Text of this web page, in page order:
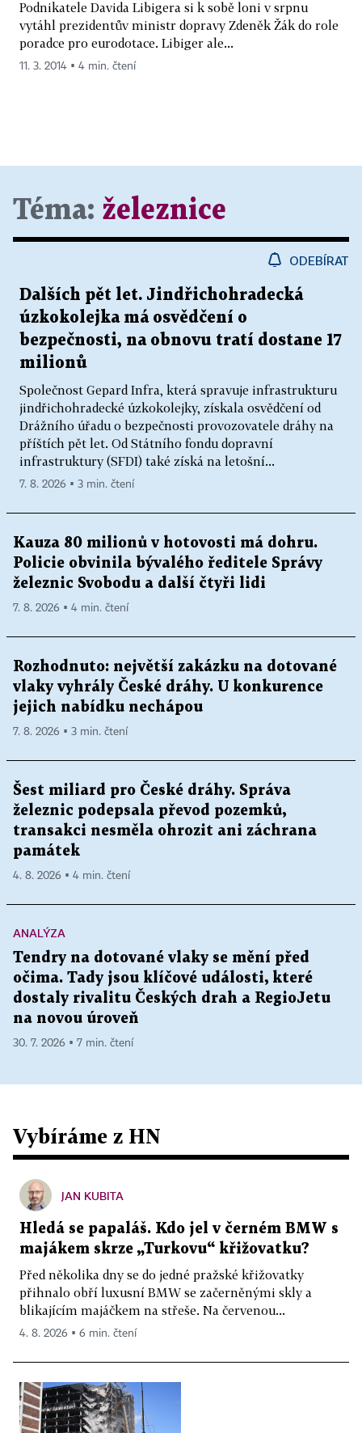
Podnikatele Davida Libigera si k sobě loni v srpnu
vytáhl prezidentův ministr dopravy Zdeněk Žák do role
poradce pro eurodotace. Libiger ale...
11. 3. 2014 ▪ 4 min. čtení
Téma: železnice
ODEBÍRAT
Dalších pět let. Jindřichohradecká
úzkokolejka má osvědčení o
bezpečnosti, na obnovu tratí dostane 17
milionů
Společnost Gepard Infra, která spravuje infrastrukturu
jindřichohradecké úzkokolejky, získala osvědčení od
Drážního úřadu o bezpečnosti provozovatele dráhy na
příštích pět let. Od Státního fondu dopravní
infrastruktury (SFDI) také získá na letošní...
7. 8. 2026 ▪ 3 min. čtení
Kauza 80 milionů v hotovosti má dohru.
Policie obvinila bývalého ředitele Správy
železnic Svobodu a další čtyři lidi
7. 8. 2026 ▪ 4 min. čtení
Rozhodnuto: největší zakázku na dotované
vlaky vyhrály České dráhy. U konkurence
jejich nabídku nechápou
7. 8. 2026 ▪ 3 min. čtení
Šest miliard pro České dráhy. Správa
železnic podepsala převod pozemků,
transakci nesměla ohrozit ani záchrana
památek
4. 8. 2026 ▪ 4 min. čtení
ANALÝZA
Tendry na dotované vlaky se mění před
očima. Tady jsou klíčové události, které
dostaly rivalitu Českých drah a RegioJetu
na novou úroveň
30. 7. 2026 ▪ 7 min. čtení
Vybíráme z HN
JAN KUBITA
Hledá se papaláš. Kdo jel v černém BMW s
majákem skrze „Turkovu“ křižovatku?
Před několika dny se do jedné pražské křižovatky
přihnalo obří luxusní BMW se začerněnými skly a
blikajícím majáčkem na střeše. Na červenou...
4. 8. 2026 ▪ 6 min. čtení